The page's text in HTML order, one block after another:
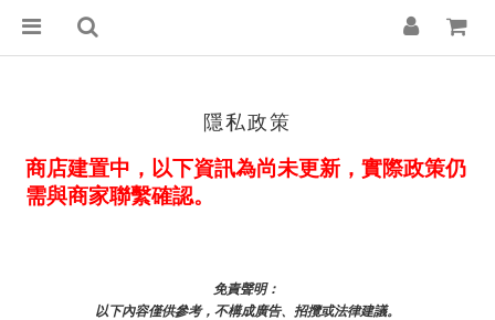
隱私政策
商店建置中，以下資訊為尚未更新，實際政策仍
需與商家聯繫確認。
免責聲明：
以下內容僅供參考，不構成廣告、招攬或法律建議。